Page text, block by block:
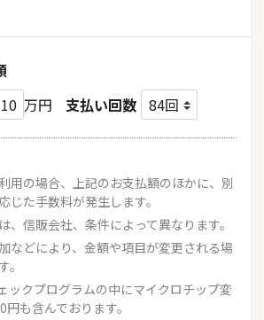
万円 支払い回数
用の場合、上記のお支払額のほかに、別
じた手数料が発生します。
、信販会社、条件によって異なります。
などにより、金額や項目が変更される場
ックプログラムの中にマイクロチップ変
も含んでおります。